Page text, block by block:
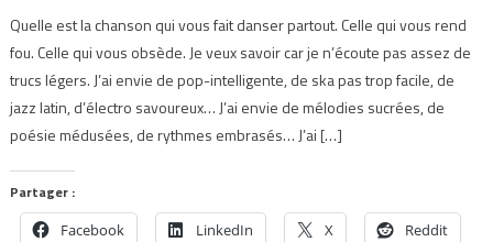
Quelle est la chanson qui vous fait danser partout. Celle qui vous rend
fou. Celle qui vous obsède. Je veux savoir car je n’écoute pas assez de
trucs légers. J’ai envie de pop-intelligente, de ska pas trop facile, de
jazz latin, d’électro savoureux… J’ai envie de mélodies sucrées, de
poésie médusées, de rythmes embrasés… J’ai […]
Partager :
Facebook LinkedIn X Reddit